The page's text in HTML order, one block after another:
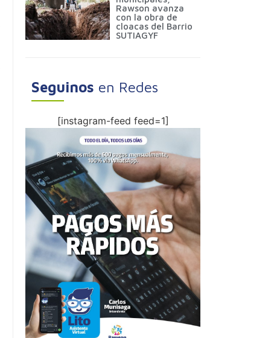
Rawson avanza
con la obra de
cloacas del Barrio
SUTIAGYF
Seguinos en Redes
[instagram-feed feed=1]